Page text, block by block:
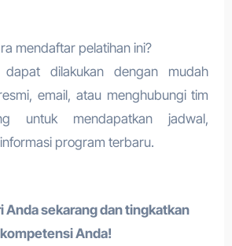
mendaftar pelatihan ini?
dilakukan dengan mudah
email, atau menghubungi tim
untuk mendapatkan jadwal,
program terbaru.
Anda sekarang dan tingkatkan
kompetensi Anda!